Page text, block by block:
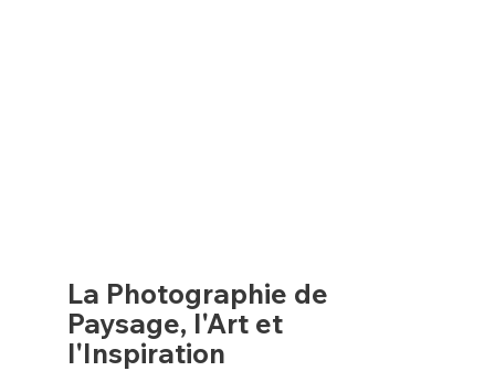
La Photographie de
Paysage, l'Art et
l'Inspiration